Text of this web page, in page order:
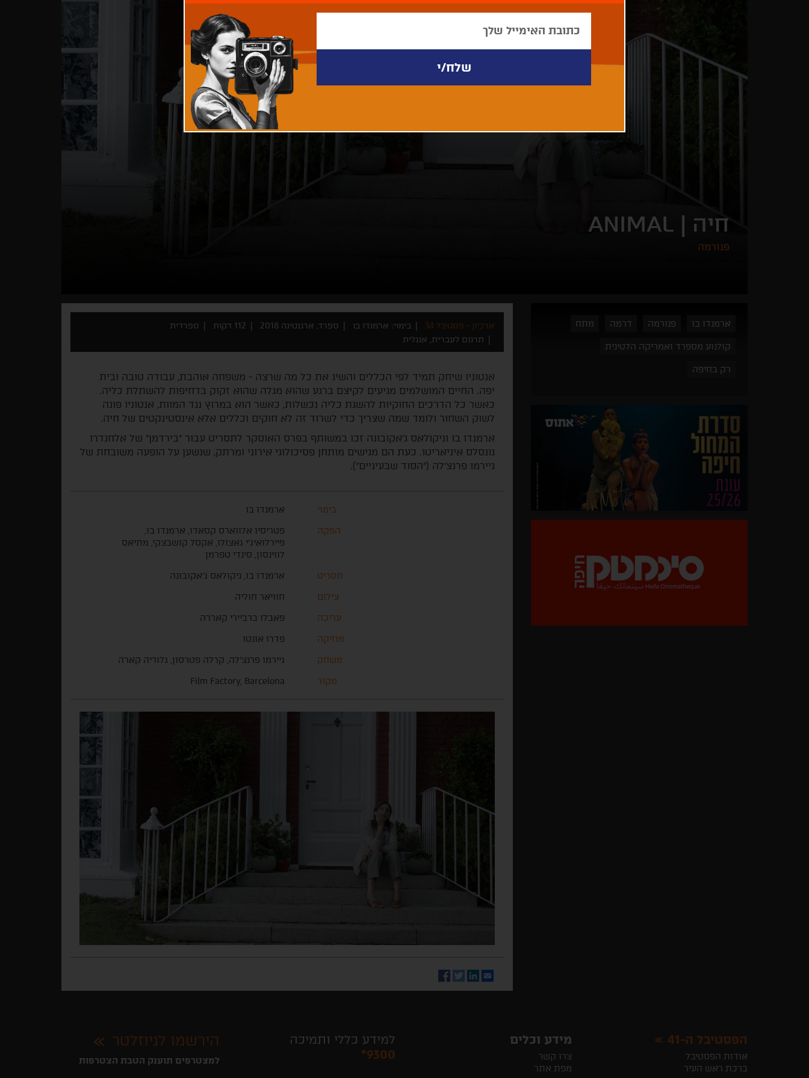
חיה | ANIMAL
פנורמה
ארמנדו בו פנורמה דרמה מתח
קולנוע מספרד ואמריקה הלטינית
רק בחיפה
ארכיון - פסטיבל 34 בימוי: ארמנדו בו ספרד, ארגנטינה 2018 112 דקות
ספרדית
תרגום לעברית, אנגלית
אנטוניו שיחק תמיד לפי הכללים והשיג את כל מה שרצה - משפחה אוהבת, עבודה טובה ובית
יפה. החיים המושלמים מגיעים לקיצם ברגע שהוא מגלה שהוא זקוק בדחיפות להשתלת כליה.
כאשר כל הדרכים החוקיות להשגת כליה נכשלות, כאשר הוא במרוץ נגד המוות, אנטוניו פונה
לשוק השחור ולומד שמה שצריך כדי לשרוד זה לא חוקים וכללים אלא אינסטינקטים של חיה.
ארמנדו בו וניקולאס ג'אקובונה זכו במשותף בפרס האוסקר לתסריט עבור "בירדמן" של אלחנדרו
גונסלס איניאריטו. כעת הם מגישים מותחן פסיכולוגי אירוני ומרתק, שנשען על הופעה משובחת של
גיירמו פרנצ'לה ("הסוד שבעיניים").
בימוי
ארמנדו בו
הפקה
פטריסיו אלווארס קסאדו, ארמנדו בו,
פיירלואיג'י גאצולו, אקסל קושבצקי, מתיאס
לווינסון, סינדי טפרמן
תסריט
ארמנדו בו, ניקולאס ג'אקובונה
צילום
חוויאר חוליה
עריכה
פאבלו ברביירי קאררה
מוזיקה
פדרו אונטו
משחק
גיירמו פרנצ'לה, קרלה פטרסון, גלוריה קארה
מקור
Film Factory, Barcelona
Email
LinkedIn
Twitter
Facebook
הפסטיבל ה-41
אודות הפסטיבל
ברכת ראש העיר
מידע וכלים
צרו קשר
מפת אתר
למידע כללי ותמיכה
*9300
הירשמו לניוזלטר
למצטרפים תוענק הטבת הצטרפות